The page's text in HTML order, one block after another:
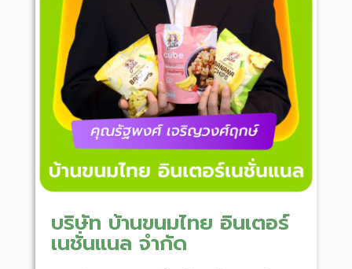
บริษัท บ้านขนมไทย อินเตอร์
เนชั่นแนล จำกัด